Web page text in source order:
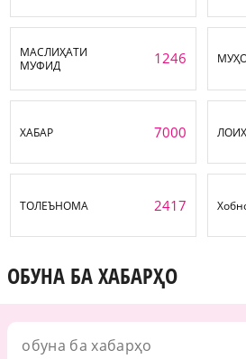
МАСЛИҲАТИ
МУФИД
1246
ХАБАР 7000
ТОЛЕЪНОМА 2417
ОБУНА БА ХАБАРҲО